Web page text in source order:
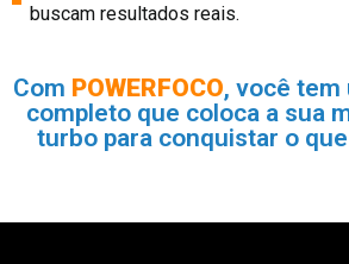
buscam resultados reais.
Com POWERFOCO, você tem
completo que coloca a sua
turbo para conquistar o